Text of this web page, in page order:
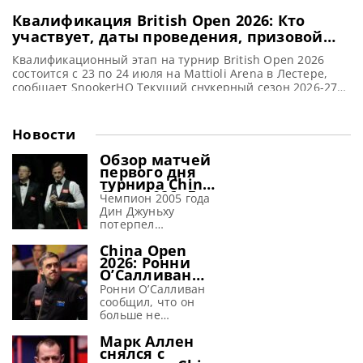
Квалификация British Open 2026: Кто
участвует, даты проведения, призовой
фонд
Квалификационный этап на турнир British Open 2026
состоится с 23 по 24 июля на Mattioli Arena в Лестере,
сообщает SnookerHQ Текущий снукерный сезон 2026-27
пройдут на Mattioli Arena в четверг и пятницу. Создается
впечатление, что в Лестере никогда не прекращаются
турниры по
Новости
Обзор матчей
первого дня
турнира China
Open 2026. Дин
Джуньху
терпит
поражение от
Гилберта
Чемпион 2005 года
Дин Джуньху
потерпел
Дэвида Гилберта на
турнире China Open
2026, сообщает WST
Двукратный
победитель China
Open Дин Джуньху
третий титул,
потерпев
China Open
2026: Ронни
О’Салливан
заявил, что
перед
крупным
турниром
«страх исчез»
Ронни О’Салливан
сообщил, что он
больше не
перед предстоящим
крупным турниром
Марк Аллен
снялся с